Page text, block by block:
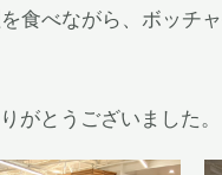
食べながら、ボッチ
がとうございました。